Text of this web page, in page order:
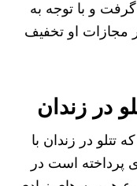
و با توجه به
مجازات او تخفیف
در زندان
تتلو در زندان با
پرداخته است در